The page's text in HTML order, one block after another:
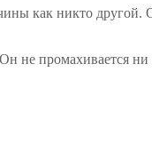
как никто другой.
не промахивается ни